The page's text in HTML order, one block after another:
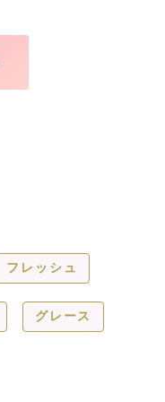
フレッシュ
グレース